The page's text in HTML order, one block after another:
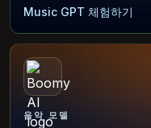
Music GPT 체험하기
음악 모델